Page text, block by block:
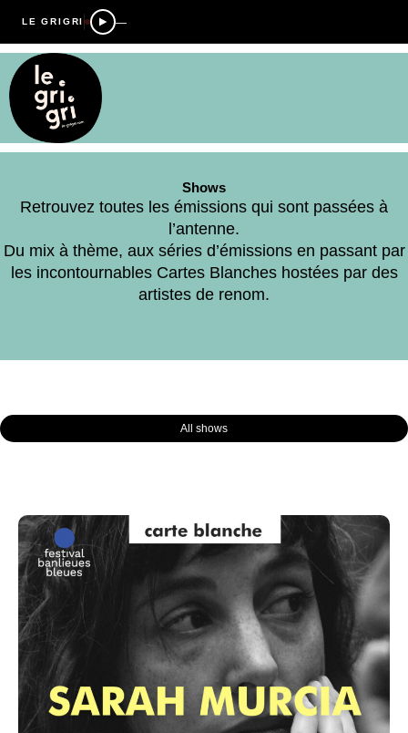
LE GRIGRI —
Shows
Retrouvez toutes les émissions qui sont passées à
l’antenne.
Du mix à thème, aux séries d’émissions en passant par
les incontournables Cartes Blanches hostées par des
artistes de renom.
All shows
Page Page